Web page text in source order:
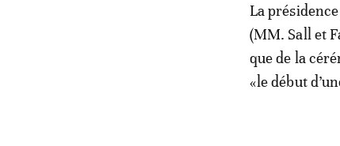
La
(MM. Sall et
que de la
«le début